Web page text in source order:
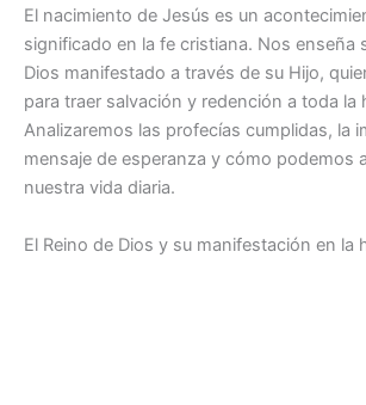
El nacimiento de Jesús es un
significado en la fe cristiana. Nos enseña
Dios manifestado a través de su Hijo,
para traer salvación y redención a toda la
Analizaremos las profecías cumplidas, la
mensaje de esperanza y cómo podemos
nuestra vida diaria.
El Reino de Dios y su manifestación en la